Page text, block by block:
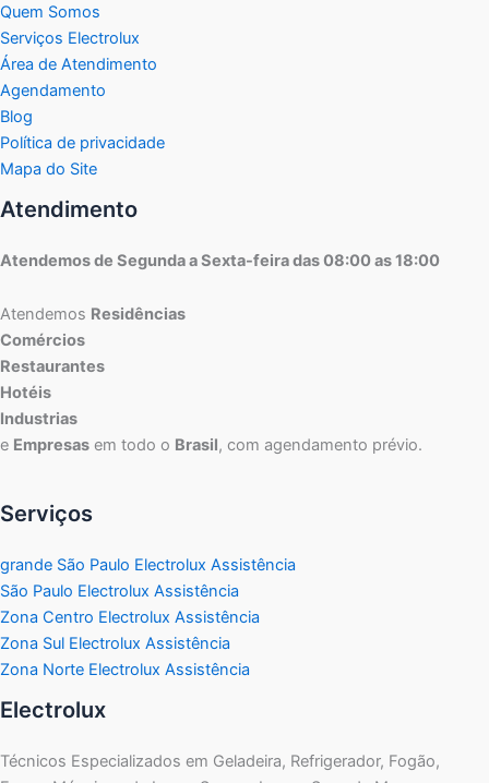
Quem Somos
Serviços Electrolux
Área de Atendimento
Agendamento
Blog
Política de privacidade
Mapa do Site
Atendimento
Atendemos de Segunda a Sexta-feira das 08:00 as 18:00
Atendemos Residências
Comércios
Restaurantes
Hotéis
Industrias
e Empresas em todo o Brasil, com agendamento prévio.
Serviços
grande São Paulo Electrolux Assistência
São Paulo Electrolux Assistência
Zona Centro Electrolux Assistência
Zona Sul Electrolux Assistência
Zona Norte Electrolux Assistência
Electrolux
Técnicos Especializados em Geladeira, Refrigerador, Fogão,